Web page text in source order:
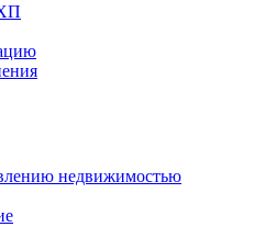
недвижимостью